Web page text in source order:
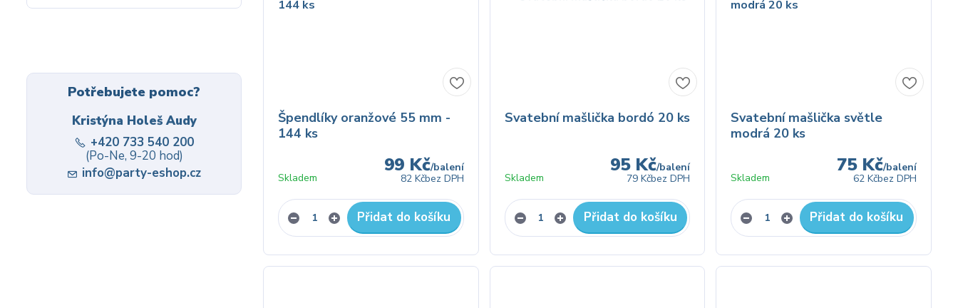
Špendlíky oranžové 55 mm -
144 ks
99 Kč/balení
82 Kčbez DPH
Skladem
Přidat do košíku
Svatební mašlička bordó 20 ks
95 Kč/balení
79 Kčbez DPH
Skladem
Přidat do košíku
Svatební mašlička světle
modrá 20 ks
75 Kč/balení
62 Kčbez DPH
Skladem
Přidat do košíku
Potřebujete pomoc?
Kristýna Holeš Audy
+420 733 540 200
(Po-Ne, 9-20 hod)
info@party-eshop.cz